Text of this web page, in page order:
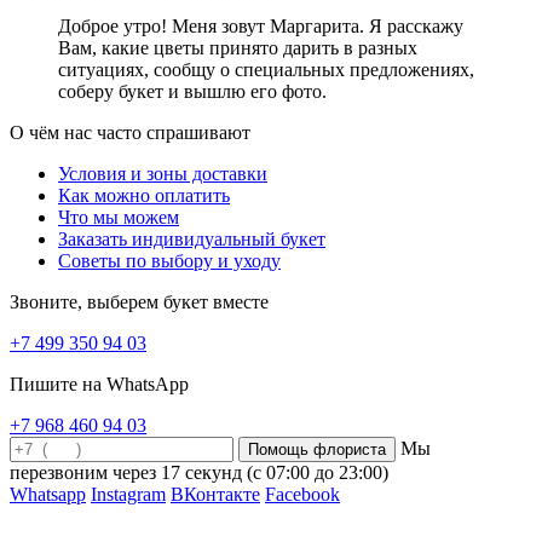
Доброе утро! Меня зовут Маргарита. Я расскажу
Вам, какие цветы принято дарить в разных
ситуациях, сообщу о специальных предложениях,
соберу букет и вышлю его фото.
О чём нас часто спрашивают
Условия и зоны доставки
Как можно оплатить
Что мы можем
Заказать индивидуальный букет
Советы по выбору и уходу
Звоните, выберем букет вместе
+7 499 350 94 03
Пишите на WhatsApp
+7 968 460 94 03
Мы
перезвоним через 17 секунд (с 07:00 до 23:00)
Whatsapp Instagram ВКонтакте Facebook
Что означают тюльпаны на языке цветов
Конечно же, тюльпаны у всех ассоциируются с первыми
весенними теплыми днями. На языке цветов, тюльпаны
торжестве букет тюльпанов будет смотреться торжественно и
сможете выразить любые эмоции и пожелания подаренным
букетом. Белые тюльпаны символизируют искреннее и
благородное отношение; розовые являются символом
невинности и романтичности; яркие красные или алые
тюльпаны расскажут о вашей любви, страсти и восхищении;
сиреневые оттенки тюльпанов смогут передать ваше глубокое
почтение и уважение; оранжевые способны выразить заботу и
уважение. Тюльпаны – универсальный цветок, который в любой
расцветке сможет подарить море нежности и положительных
эмоций!
Какой цвет тюльпанов что означает
Тюльпаны обладают невероятно разнообразной гаммой
оттенков: от белоснежного до практически черного. И каждый